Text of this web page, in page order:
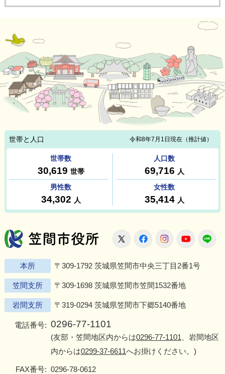
笠間市役所
X FacebookInstagram
本所 〒309-1792 茨城県笠間市中央三丁目2番1号
笠間支所 〒309-1698 茨城県笠間市笠間1532番地
岩間支所 〒319-0294 茨城県笠間市下郷5140番地
電話番号: 0296-77-1101
(友部・笠間地区内からは0296-77-1101 、岩間地区
内からは0299-37-6611へお掛けください。)
FAX番号: 0296-78-0612